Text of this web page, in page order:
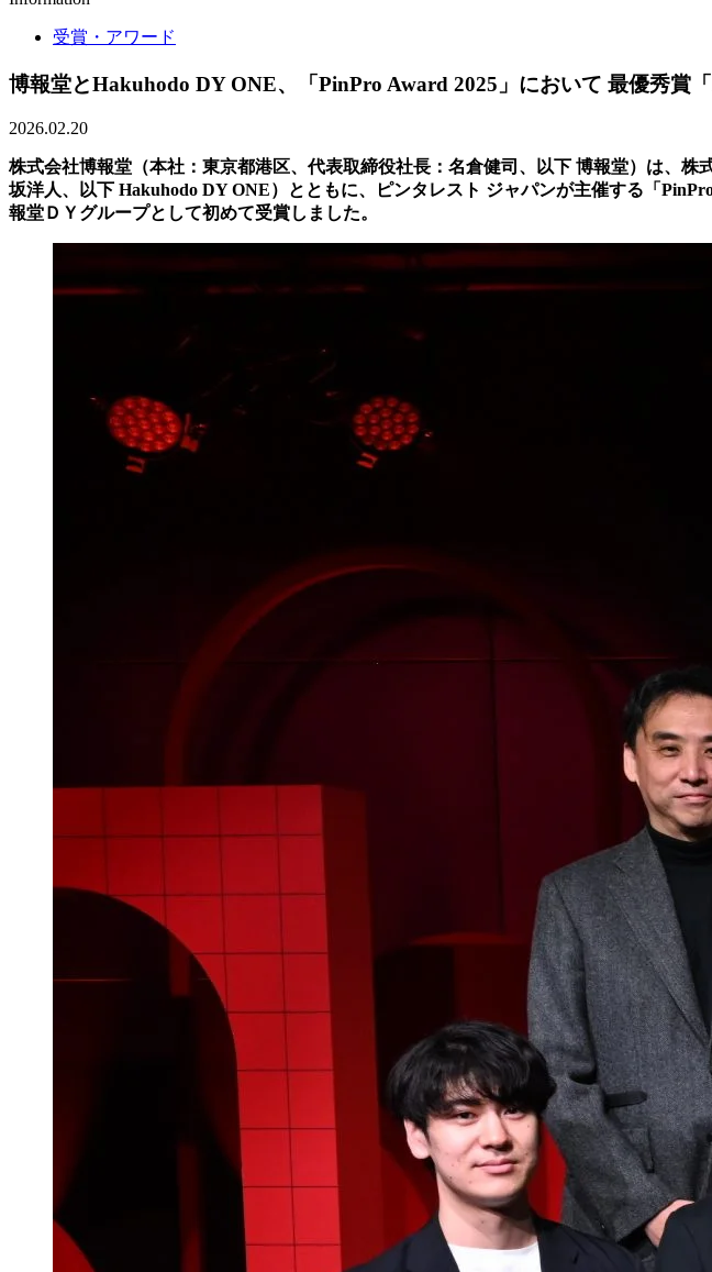
受賞・アワード
博報堂とHakuhodo DY ONE、「PinPro Award 2025」において 最優秀賞
2026.02.20
株式会社博報堂（本社：東京都港区、代表取締役社長：名倉健司、以下 博報堂）は、
坂洋人、以下 Hakuhodo DY ONE）とともに、ピンタレスト ジャパンが主催する「
報堂ＤＹグループとして初めて受賞しました。